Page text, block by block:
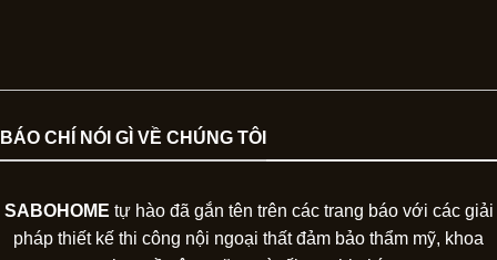
BÁO CHÍ NÓI GÌ VỀ CHÚNG TÔI
SABOHOME tự hào đã gắn tên trên các trang báo với các giải
pháp thiết kế thi công nội ngoại thất đảm bảo thẩm mỹ, khoa